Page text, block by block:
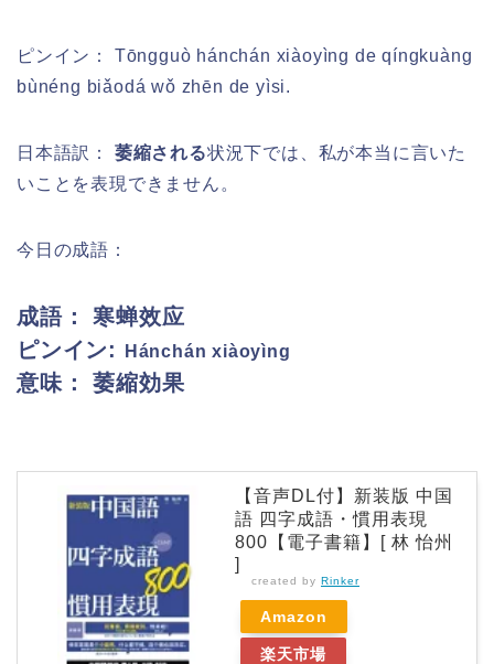
ピンイン： Tōngguò hánchán xiàoyìng de qíngkuàng
bùnéng biǎodá wǒ zhēn de yìsi.
日本語訳： 萎縮される状況下では、私が本当に言いた
いことを表現できません。
今日の成語：
成語： 寒蝉效应
ピンイン:
Hánchán xiàoyìng
意味： 萎縮効果
【音声DL付】新装版 中国
語 四字成語・慣用表現
800【電子書籍】[ 林 怡州
]
created by Rinker
Amazon
楽天市場